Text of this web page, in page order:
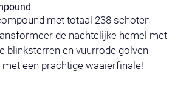
met totaal 238 schoten
de nachtelijke hemel met
blinksterren en vuurrode golven
een prachtige waaierfinale!